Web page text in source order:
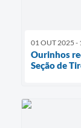
01 OUT 2025 -
Ourinhos
Seção de